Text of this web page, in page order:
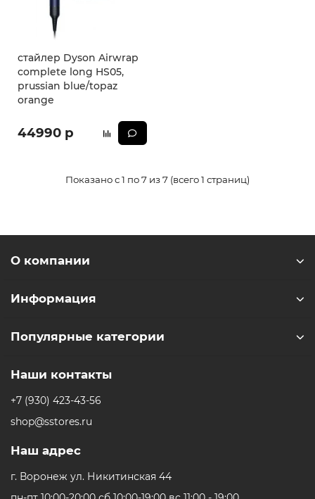
стайлер Dyson Airwrap
complete long HS05,
prussian blue/topaz
orange
44990 р
Показано с 1 по 7 из 7 (всего 1 страниц)
О компании
Информация
Популярные категории
Наши контакты
+7 (930) 423-43-56
shop@sstores.ru
Наш адрес
г. Воронеж ул. Никитинская 44